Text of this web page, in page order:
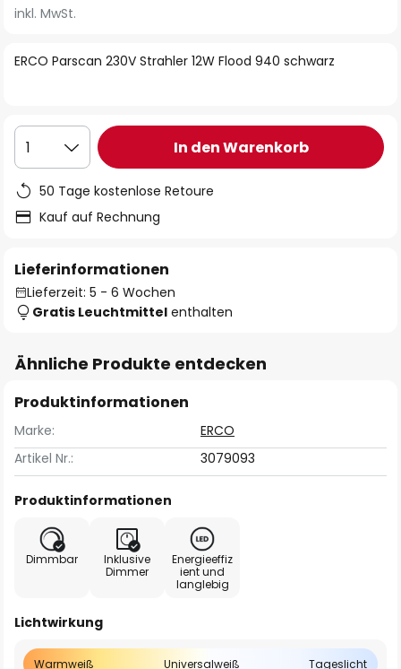
der
springen
ERCO Parscan 230V Strahler 12W Flood 940 schwarz
inkl. MwSt.
1 In den Warenkorb
50 Tage kostenlose Retoure
Kauf auf Rechnung
Lieferinformationen
Lieferzeit: 5 - 6 Wochen
Gratis Leuchtmittel enthalten
Ähnliche Produkte entdecken
Produktinformationen
Marke:
ERCO
Artikel Nr.:
3079093
Produktinformationen
Dimmbar
Inklusive
Dimmer
Energieeffiz
ient und
langlebig
Lichtwirkung
Warmweiß Universalweiß Tageslicht